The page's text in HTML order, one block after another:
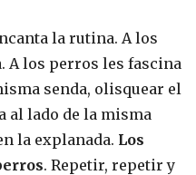
la rutina. A los
A los perros les fascina
senda, olisquear el
al lado de la misma
la explanada. Los
. Repetir, repetir y